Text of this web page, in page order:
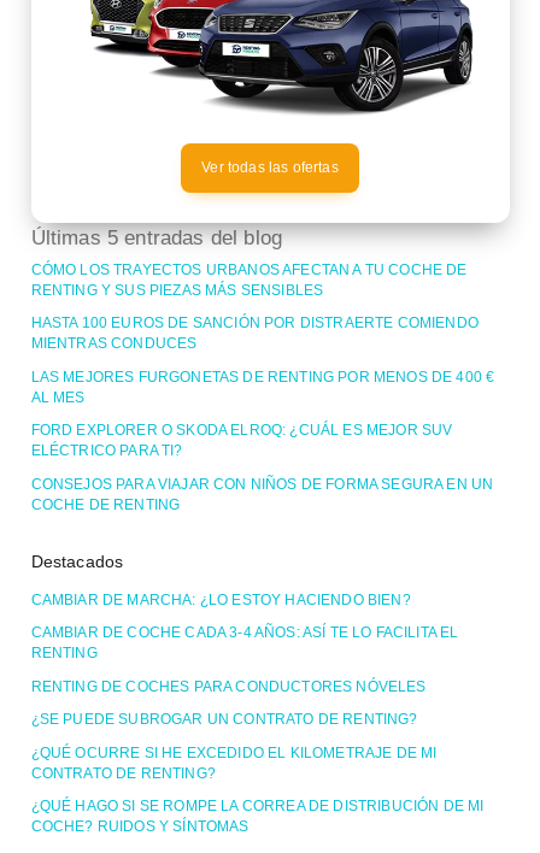
Ver todas las ofertas
Últimas 5 entradas del blog
CÓMO LOS TRAYECTOS URBANOS AFECTAN A TU COCHE DE
RENTING Y SUS PIEZAS MÁS SENSIBLES
HASTA 100 EUROS DE SANCIÓN POR DISTRAERTE COMIENDO
MIENTRAS CONDUCES
LAS MEJORES FURGONETAS DE RENTING POR MENOS DE 400 €
AL MES
FORD EXPLORER O SKODA ELROQ: ¿CUÁL ES MEJOR SUV
ELÉCTRICO PARA TI?
CONSEJOS PARA VIAJAR CON NIÑOS DE FORMA SEGURA EN UN
COCHE DE RENTING
Destacados
CAMBIAR DE MARCHA: ¿LO ESTOY HACIENDO BIEN?
CAMBIAR DE COCHE CADA 3-4 AÑOS: ASÍ TE LO FACILITA EL
RENTING
RENTING DE COCHES PARA CONDUCTORES NÓVELES
¿SE PUEDE SUBROGAR UN CONTRATO DE RENTING?
¿QUÉ OCURRE SI HE EXCEDIDO EL KILOMETRAJE DE MI
CONTRATO DE RENTING?
¿QUÉ HAGO SI SE ROMPE LA CORREA DE DISTRIBUCIÓN DE MI
COCHE? RUIDOS Y SÍNTOMAS